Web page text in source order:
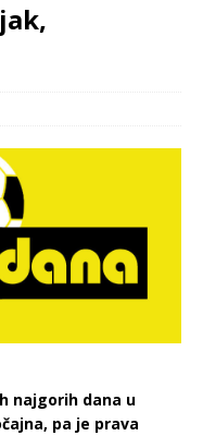
najgorih dana u
pa je prava